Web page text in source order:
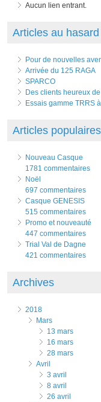
Aucun lien entrant.
Articles au hasard
Pour de nouvelles
Arrivée du 125 RAGA
SPARCO
Des clients heureux
Essais gamme TRRS
Articles populaires
Nouveau Casque
1781 commentaires
Noël
697 commentaires
Casque GENESIS
515 commentaires
Promo et nouveauté
447 commentaires
Trial Val de Dagne
421 commentaires
Archives
2018
mars
13 mars
16 mars
28 mars
avril
3 avril
8 avril
26 avril